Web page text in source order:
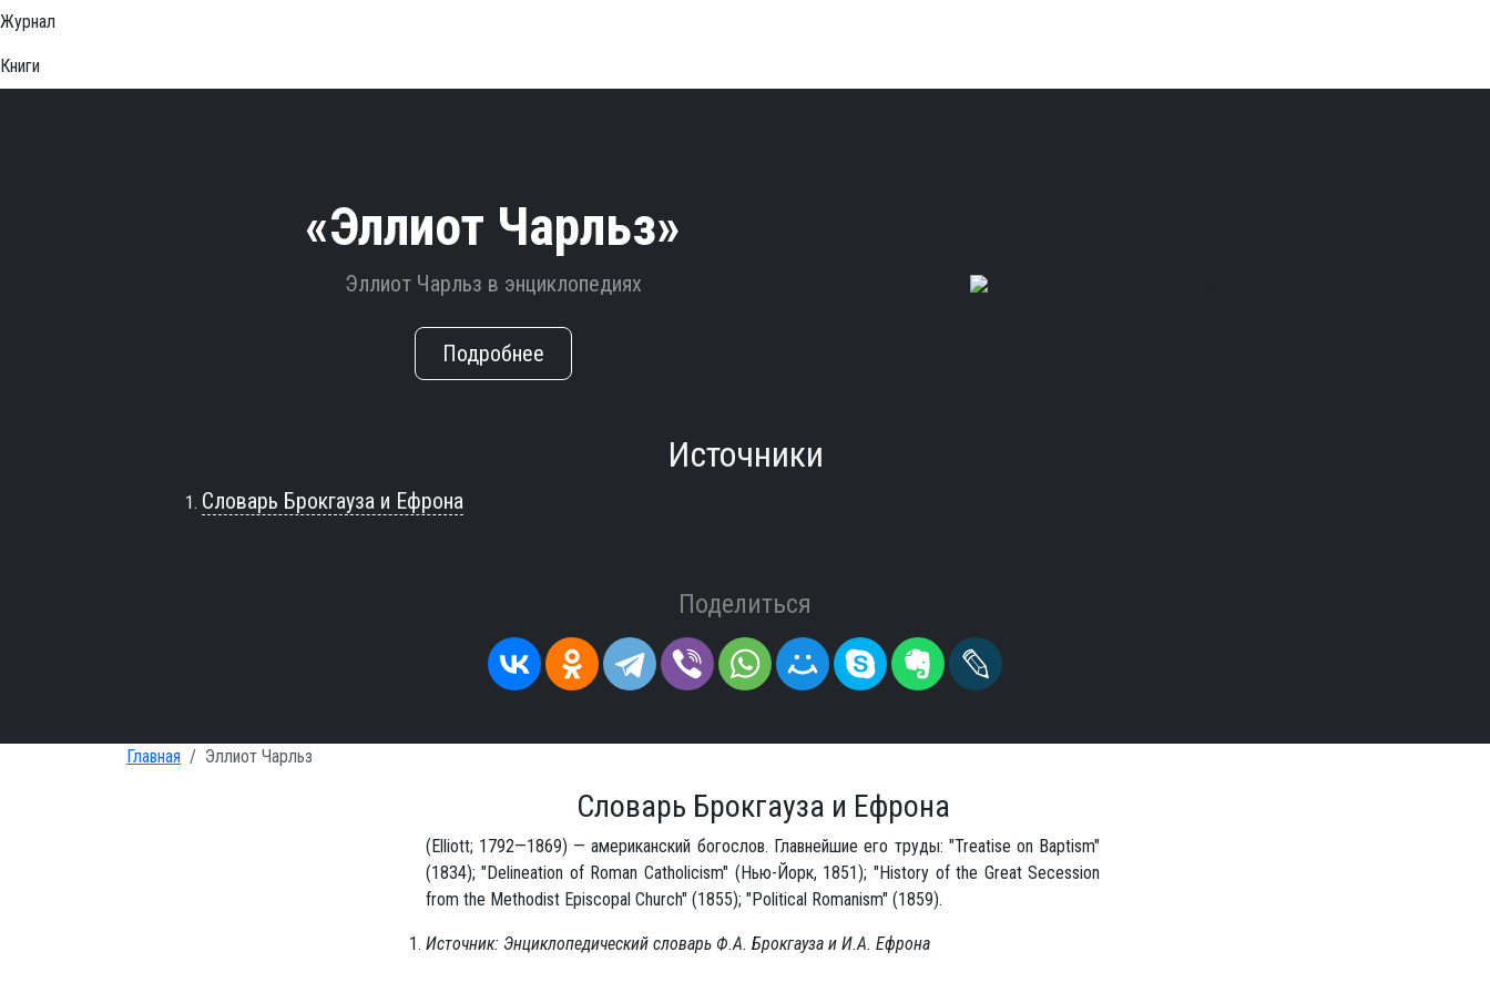
Журнал
Книги
«Эллиот Чарльз»
Эллиот Чарльз в энциклопедиях
Подробнее
Источники
Словарь Брокгауза и Ефрона
Поделиться
Главная Эллиот Чарльз
Словарь Брокгауза и Ефрона
(Еlliott; 1792—1869) — американский богослов. Главнейшие его труды: "Treatise on Baptism"
(1834); "Delineation of Roman Catholicism" (Нью-Йорк, 1851); "History of the Great Secession
from the Methodist Episcopal Church" (1855); "Political Romanism" (1859).
Источник: Энциклопедический словарь Ф.А. Брокгауза и И.А. Ефрона